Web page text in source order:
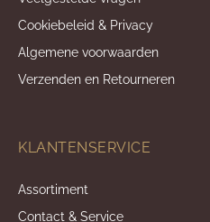
Cookiebeleid & Privacy
Algemene voorwaarden
Verzenden en Retourneren
KLANTENSERVICE
Assortiment
Contact & Service